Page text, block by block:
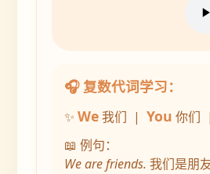
🎧 复数代词学习：
✨We我们 |You 你
📖 例句：
We are friends. 我们是朋友